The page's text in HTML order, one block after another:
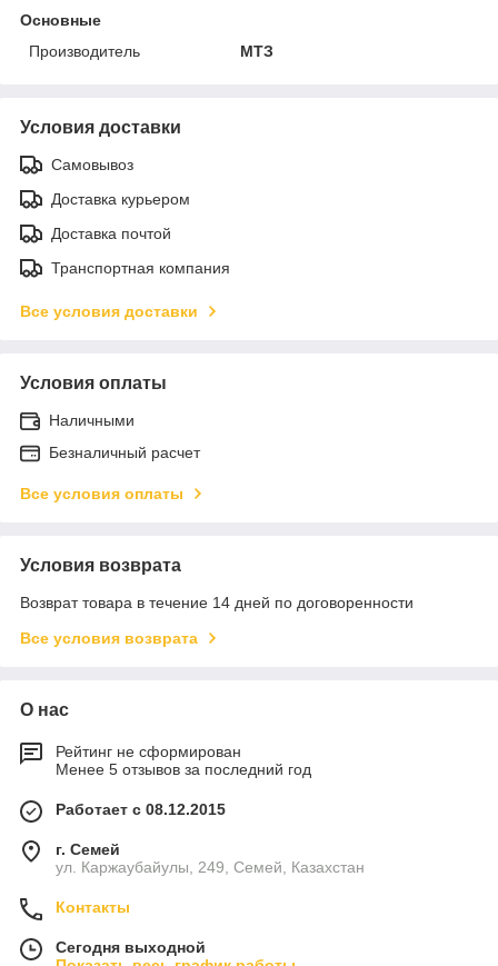
Основные
Производитель
МТЗ
Условия доставки
Самовывоз
Доставка курьером
Доставка почтой
Транспортная компания
Все условия доставки
Условия оплаты
Наличными
Безналичный расчет
Все условия оплаты
Условия возврата
Возврат товара в течение 14 дней по договоренности
Все условия возврата
О нас
Рейтинг не сформирован
Менее 5 отзывов за последний год
Работает с 08.12.2015
г. Семей
ул. Каржаубайулы, 249, Семей, Казахстан
Контакты
Сегодня выходной